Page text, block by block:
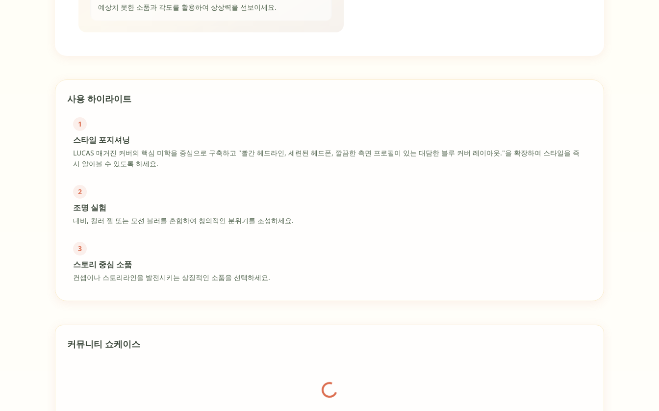
예상치 못한 소품과 각도를 활용하여 상상력을 선보이세요.
사용 하이라이트
1
스타일 포지셔닝
LUCAS 매거진 커버의 핵심 미학을 중심으로 구축하고 "빨간 헤드라인, 세련된 헤드폰, 깔끔한 측면 프로필이 있는 대담한 블루 커버 레이아웃."을 확장하여 스타일을 즉
시 알아볼 수 있도록 하세요.
2
조명 실험
대비, 컬러 젤 또는 모션 블러를 혼합하여 창의적인 분위기를 조성하세요.
3
스토리 중심 소품
컨셉이나 스토리라인을 발전시키는 상징적인 소품을 선택하세요.
커뮤니티 쇼케이스
갤러리 로딩중